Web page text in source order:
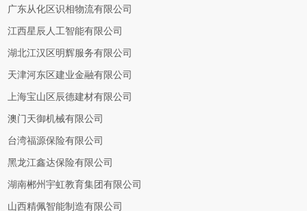
广东从化区识相物流有限公司
江西星辰人工智能有限公司
湖北江汉区明辉服务有限公司
天津河东区建业金融有限公司
上海宝山区辰德建材有限公司
澳门天御机械有限公司
台湾福源保险有限公司
黑龙江鑫达保险有限公司
湖南郴州宇虹教育集团有限公司
山西精佩智能制造有限公司